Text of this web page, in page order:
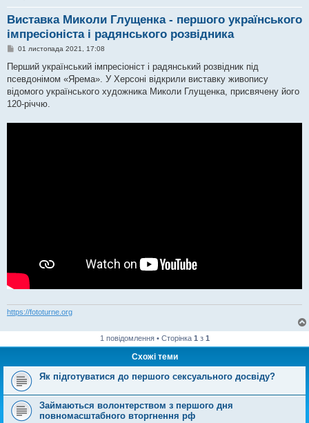
Виставка Миколи Глущенка - першого українського
імпресіоніста і радянського розвідника
П
в
д
о
м
л
н
01 листопада 2021, 17:08
Перший український імпресіоніст і радянський розвідник під
псевдонімом «Ярема». У Херсоні відкрили виставку живопису
відомого українського художника Миколи Глущенка, присвячену його
120-річчю.
https://fototurne.org
1 повідомлення • Сторінка 1 з 1
Схожі теми
Як підготуватися до першого сексуального досвіду?
Займаються волонтерством з першого дня
повномасштабного вторгнення рф